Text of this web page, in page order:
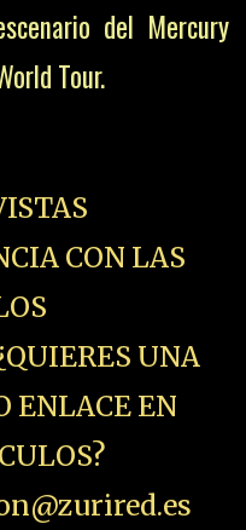
del Mercury
Tour.
CON LAS
UNA
ENLACE EN